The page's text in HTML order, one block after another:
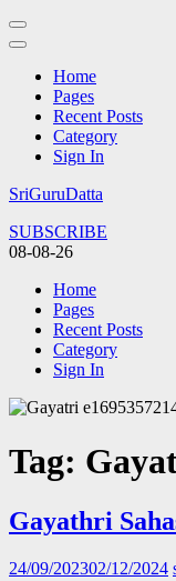
Home
Pages
Recent Posts
Category
Sign In
Skip
content
(Press
SriGuruDatta
SUBSCRIBE
08-08-26
Home
Pages
Recent Posts
Category
Sign In
Tag:
Gayathri
24/09/202302/12/2024